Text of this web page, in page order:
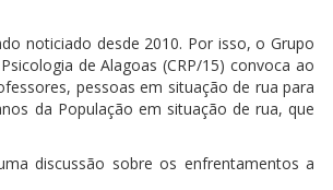
noticiado desde 2010. Por isso, o Grupo
de Alagoas (CRP/15) convoca ao
pessoas em situação de rua para
da População em situação de rua, que
discussão sobre os enfrentamentos a